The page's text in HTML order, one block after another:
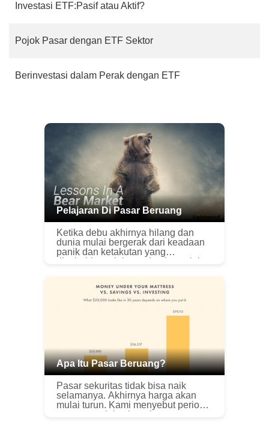
Investasi ETF:Pasif atau Aktif?
Pojok Pasar dengan ETF Sektor
Berinvestasi dalam Perak dengan ETF
Pelajaran Di Pasar Beruang
Ketika debu akhirnya hilang dan
dunia mulai bergerak dari keadaan
panik dan ketakutan yang
disebabkan oleh pandemi saat ini,
sebagai salah sat...
Apa Itu Pasar Beruang?
Pasar sekuritas tidak bisa naik
selamanya. Akhirnya harga akan
mulai turun. Kami menyebut periode
penurunan ini sebagai pasar